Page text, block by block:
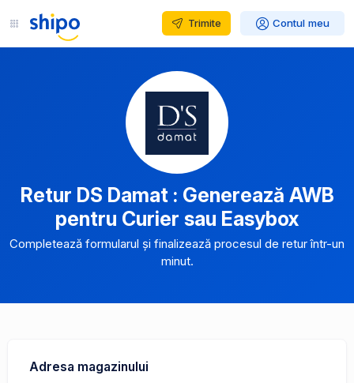
Trimite Contul meu
Retur DS Damat : Generează AWB
pentru Curier sau Easybox
Completează formularul și finalizează procesul de retur într-un
minut.
Adresa magazinului